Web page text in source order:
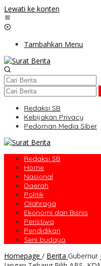
Lewati ke konten
Tambahkan Menu
Redaksi SB
Kebijakan Privacy
Pedoman Media Siber
Redaksi SB
Home
Nasional
Daerah
Politik
Olahraga
Ekonomi dan Bisnis
Peristiwa
Pendidikan
Seni budaya
Homepage / Berita Gubernur